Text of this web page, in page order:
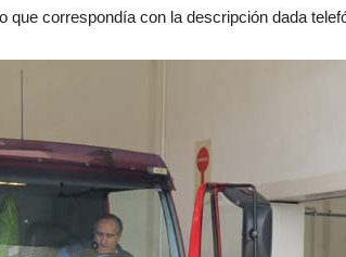
que correspondía con la descripción dada